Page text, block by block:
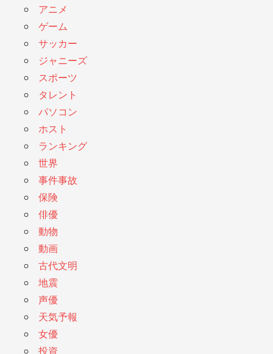
アニメ
ゲーム
サッカー
ジャニーズ
スポーツ
タレント
パソコン
ホスト
ランキング
世界
事件事故
保険
俳優
動物
動画
古代文明
地震
声優
天気予報
女優
投資